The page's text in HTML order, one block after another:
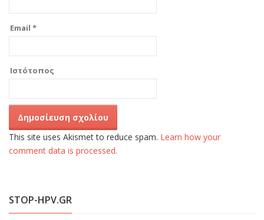
Email *
Ιστότοπος
This site uses Akismet to reduce spam. Learn how your
comment data is processed.
STOP-HPV.GR